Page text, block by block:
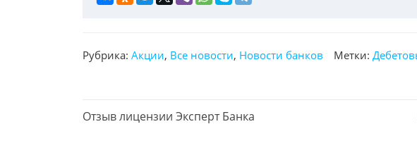
Рубрика: Акции, Все новости, Новости банков Метки:
П
Отзыв лицензии Эксперт Банка